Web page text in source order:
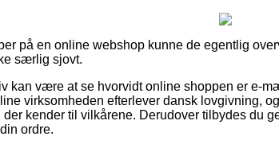
på en online webshop kunne de egentlig
særlig sjovt.
kan være at se hvorvidt online shoppen er e-
virksomheden efterlever dansk lovgivning,
kender til vilkårene. Derudover tilbydes du
ordre.